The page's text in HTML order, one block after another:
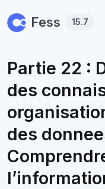
Fess 15.7
Partie 22 :
des
des